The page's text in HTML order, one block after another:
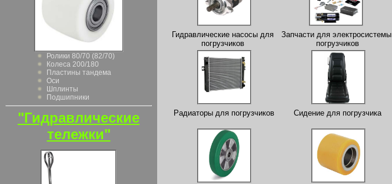
Ролики 80/70 (82/70)
Колеса 200/180
Пластины тандема
Оси
Шплинты
Подшипники
"Гидравлические
тележки"
Гидравлические насосы для
погрузчиков
Запчасти для электросистемы
погрузчиков
Радиаторы для погрузчиков Сидение для погрузчика